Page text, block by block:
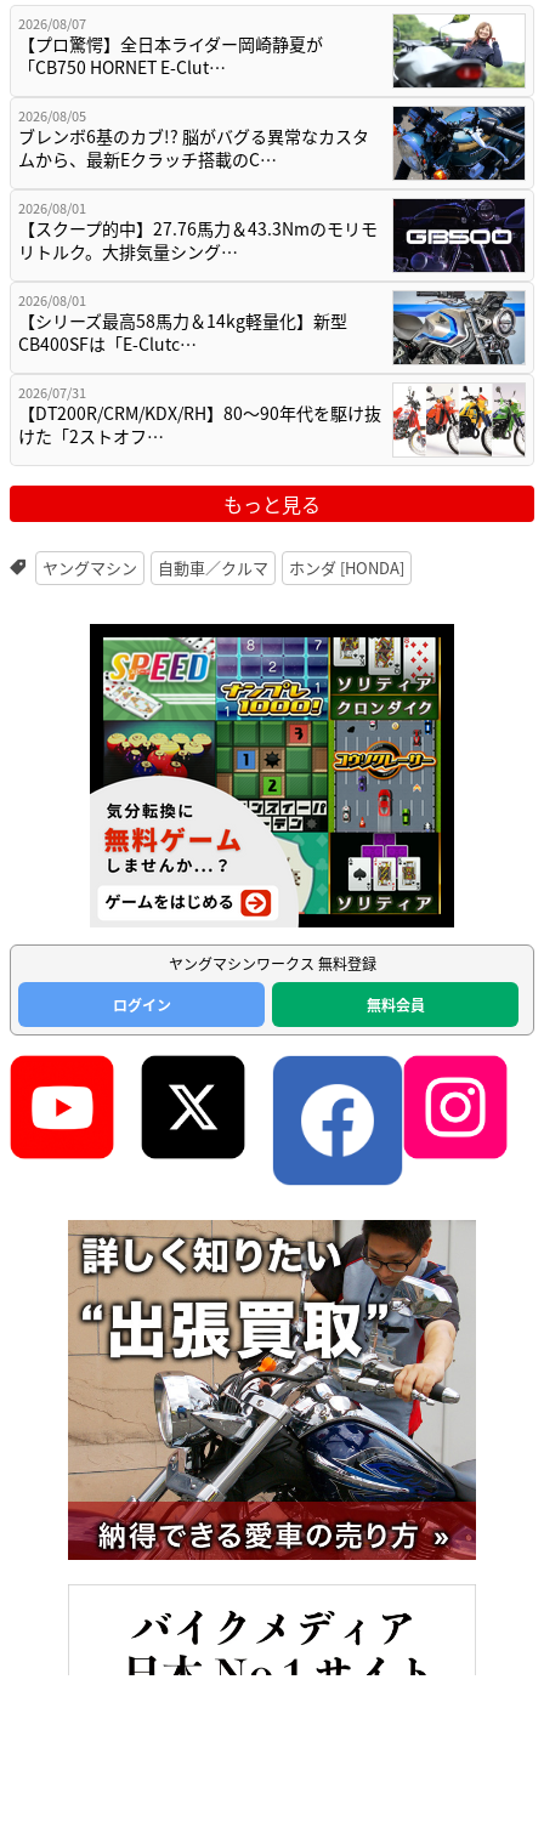
2026/08/07
【プロ驚愕】全日本ライダー岡崎静夏が
「CB750 HORNET E-Clut…
2026/08/05
ブレンボ6基のカブ!? 脳がバグる異常なカスタ
ムから、最新Eクラッチ搭載のC…
2026/08/01
【スクープ的中】27.76馬力＆43.3Nmのモリモ
リトルク。大排気量シング…
2026/08/01
【シリーズ最高58馬力＆14kg軽量化】新型
CB400SFは「E-Clutc…
2026/07/31
【DT200R/CRM/KDX/RH】80〜90年代を駆け抜
けた「2ストオフ…
もっと見る
ヤングマシン 自動車／クルマ ホンダ [HONDA]
ヤングマシンワークス 無料登録
ログイン
無料会員